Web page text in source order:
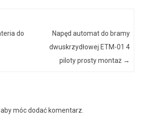
do
Napęd automat do bramy
dwuskrzydłowej ETM-01 4
piloty prosty montaż →
aby móc dodać komentarz.